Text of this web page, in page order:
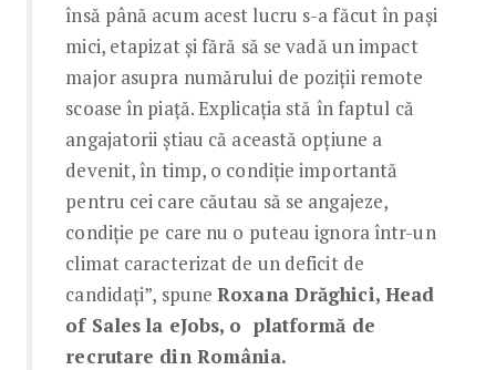
însă până acum acest lucru s-a făcut în pași
mici, etapizat și fără să se vadă un impact
major asupra numărului de poziții remote
scoase în piață. Explicația stă în faptul că
angajatorii știau că această opțiune a
devenit, în timp, o condiție importantă
pentru cei care căutau să se angajeze,
condiție pe care nu o puteau ignora într-un
climat caracterizat de un deficit de
candidați”, spuneRoxana Drăghici, Head
of Sales la eJobs, o platformă de
recrutare din România.